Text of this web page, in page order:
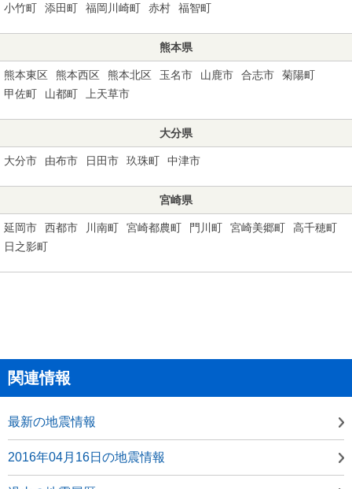
小竹町
添田町 福岡川崎町 赤村 福智町
熊本県
熊本東区 熊本西区 熊本北区 玉名市 山鹿市 合志市
菊陽町
甲佐町
山都町 上天草市
大分県
大分市 由布市 日田市 玖珠町 中津市
宮崎県
延岡市 西都市 川南町 宮崎都農町 門川町 宮崎美郷町
高千穂町
日之影町
関連情報
最新の地震情報
2016年04月16日の地震情報